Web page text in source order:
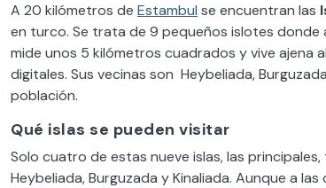
A 20 kilómetros de Estambul se encuentran las
en turco. Se trata de 9 pequeños islotes donde
mide unos 5 kilómetros cuadrados y vive ajena
digitales. Sus vecinas son Heybeliada,
población.
Qué islas se pueden visitar
Solo cuatro de estas nueve islas, las
Heybeliada, Burguzada y Kinaliada. Aunque a